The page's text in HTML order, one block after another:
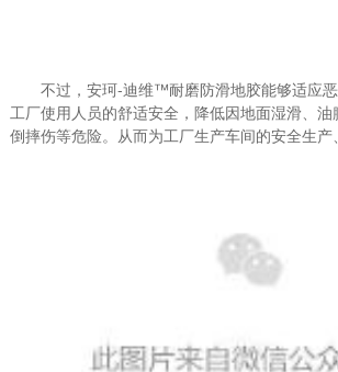
不过，安珂-迪维™耐磨防滑地胶能够适应恶
工厂使用人员的舒适安全，降低因地面湿滑、
倒摔伤等危险。从而为工厂生产车间的安全生产